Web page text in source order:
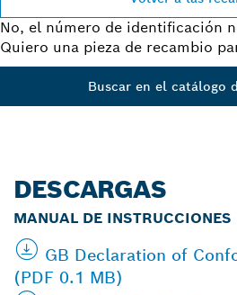
No, el número de identificación
Quiero una pieza de recambio
Buscar en el catálogo
DESCARGAS
MANUAL DE INSTRUCCIONES
GB Declaration of
(PDF 0.1 MB)